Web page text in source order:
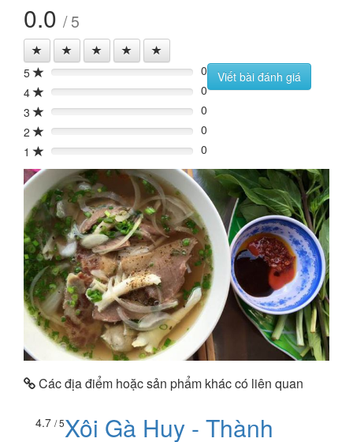
0.0 / 5
5 0%
0
4
0%
0
3
0%
0
2
0%
0
1
0% 0
Viết bài đánh giá
Các địa điểm hoặc sản phẩm khác có liên quan
4.7 / 5Xôi Gà Huy - Thành